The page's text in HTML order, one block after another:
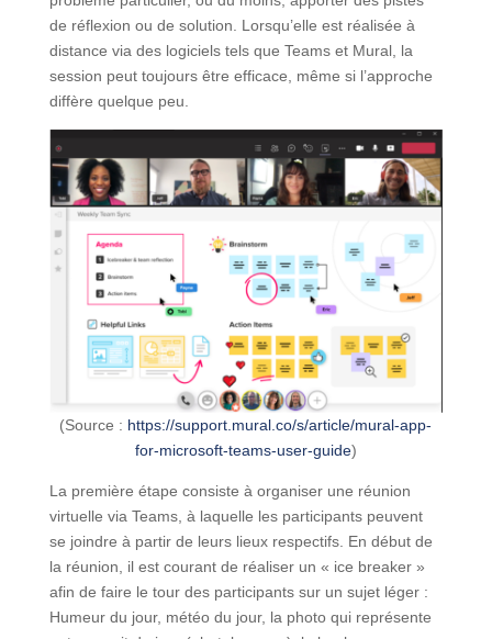
de réflexion ou de solution. Lorsqu’elle est réalisée à
distance via des logiciels tels que Teams et Mural, la
session peut toujours être efficace, même si l’approche
diffère quelque peu.
(Source : https://support.mural.co/s/article/mural-app-
for-microsoft-teams-user-guide)
La première étape consiste à organiser une réunion
virtuelle via Teams, à laquelle les participants peuvent
se joindre à partir de leurs lieux respectifs. En début de
la réunion, il est courant de réaliser un « ice breaker »
afin de faire le tour des participants sur un sujet léger :
Humeur du jour, météo du jour, la photo qui représente